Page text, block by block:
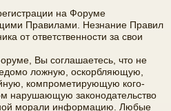
но
е
ра
ди
ов
ум
а
на Форуме
Правилами. Незнание Правил
от ответственности за свои
Вы соглашаетесь, что не
ложную, оскорбляющую,
компрометирующую кого-
нарушающую законодательство
морали информацию. Любые